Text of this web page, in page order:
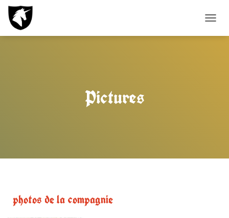
O
Pictures
photos de la compagnie